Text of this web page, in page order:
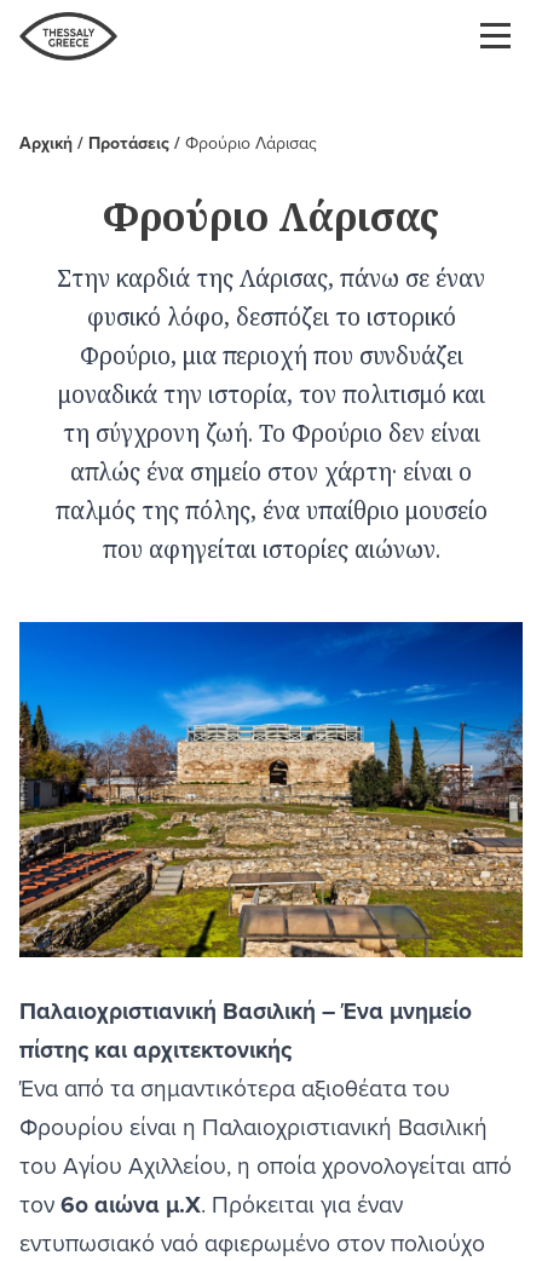
Παράκαμψη
προς
περιεχόμενο
Breadcrumb
Αρχική Προτάσεις Φρούριο Λάρισας
Φρούριο Λάρισας
Στην καρδιά της Λάρισας, πάνω σε έναν
φυσικό λόφο, δεσπόζει το ιστορικό
Φρούριο, μια περιοχή που συνδυάζει
μοναδικά την ιστορία, τον πολιτισμό και
τη σύγχρονη ζωή. Το Φρούριο δεν είναι
απλώς ένα σημείο στον χάρτη· είναι ο
παλμός της πόλης, ένα υπαίθριο μουσείο
που αφηγείται ιστορίες αιώνων.
Παλαιοχριστιανική Βασιλική – Ένα μνημείο
πίστης και αρχιτεκτονικής
Ένα από τα σημαντικότερα αξιοθέατα του
Φρουρίου είναι η Παλαιοχριστιανική Βασιλική
του Αγίου Αχιλλείου, η οποία χρονολογείται από
τον6ο αιώνα μ.Χ. Πρόκειται για έναν
εντυπωσιακό ναό αφιερωμένο στον πολιούχο